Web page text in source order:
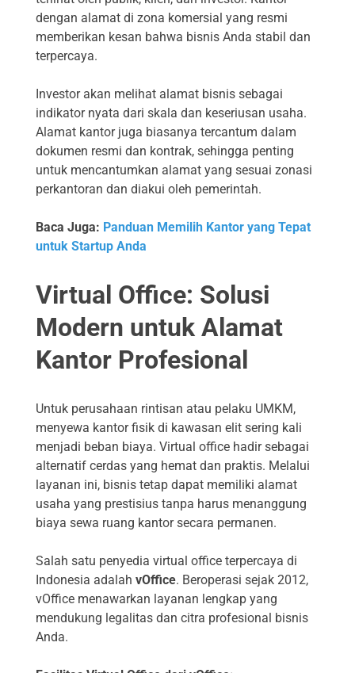
dengan alamat di zona komersial yang resmi
memberikan kesan bahwa bisnis Anda stabil dan
terpercaya.
Investor akan melihat alamat bisnis sebagai
indikator nyata dari skala dan keseriusan usaha.
Alamat kantor juga biasanya tercantum dalam
dokumen resmi dan kontrak, sehingga penting
untuk mencantumkan alamat yang sesuai zonasi
perkantoran dan diakui oleh pemerintah.
Baca Juga: Panduan Memilih Kantor yang Tepat
untuk Startup Anda
Virtual Office: Solusi
Modern untuk Alamat
Kantor Profesional
Untuk perusahaan rintisan atau pelaku UMKM,
menyewa kantor fisik di kawasan elit sering kali
menjadi beban biaya. Virtual office hadir sebagai
alternatif cerdas yang hemat dan praktis. Melalui
layanan ini, bisnis tetap dapat memiliki alamat
usaha yang prestisius tanpa harus menanggung
biaya sewa ruang kantor secara permanen.
Salah satu penyedia virtual office terpercaya di
Indonesia adalah vOffice. Beroperasi sejak 2012,
vOffice menawarkan layanan lengkap yang
mendukung legalitas dan citra profesional bisnis
Anda.